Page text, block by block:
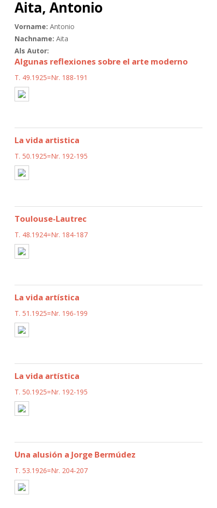
Aita, Antonio
Vorname: Antonio
Nachname: Aita
Als Autor:
Algunas reflexiones sobre el arte moderno
T. 49.1925=Nr. 188-191
La vida artistica
T. 50.1925=Nr. 192-195
Toulouse-Lautrec
T. 48.1924=Nr. 184-187
La vida artística
T. 51.1925=Nr. 196-199
La vida artística
T. 50.1925=Nr. 192-195
Una alusión a Jorge Bermúdez
T. 53.1926=Nr. 204-207